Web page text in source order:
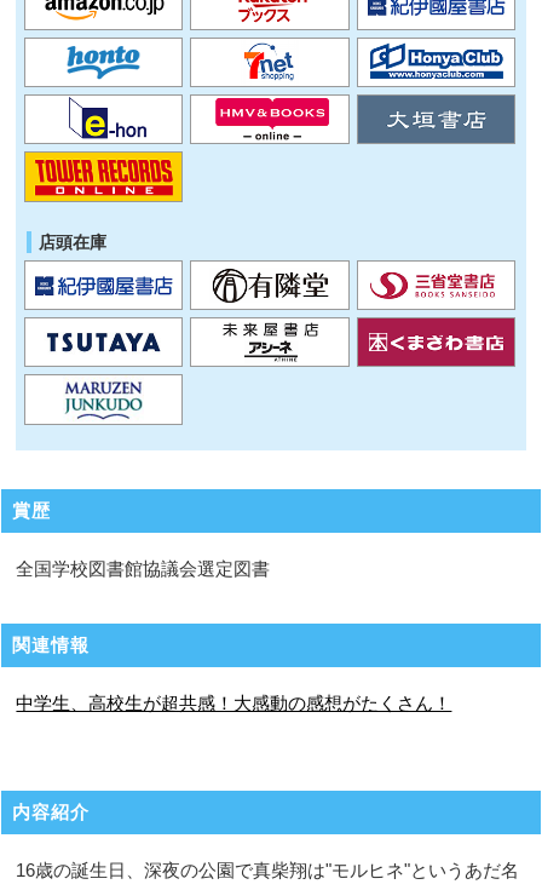
店頭在庫
賞歴
全国学校図書館協議会選定図書
関連情報
中学生、高校生が超共感！大感動の感想がたくさん！
内容紹介
16歳の誕生日、深夜の公園で真柴翔は"モルヒネ"というあだ名